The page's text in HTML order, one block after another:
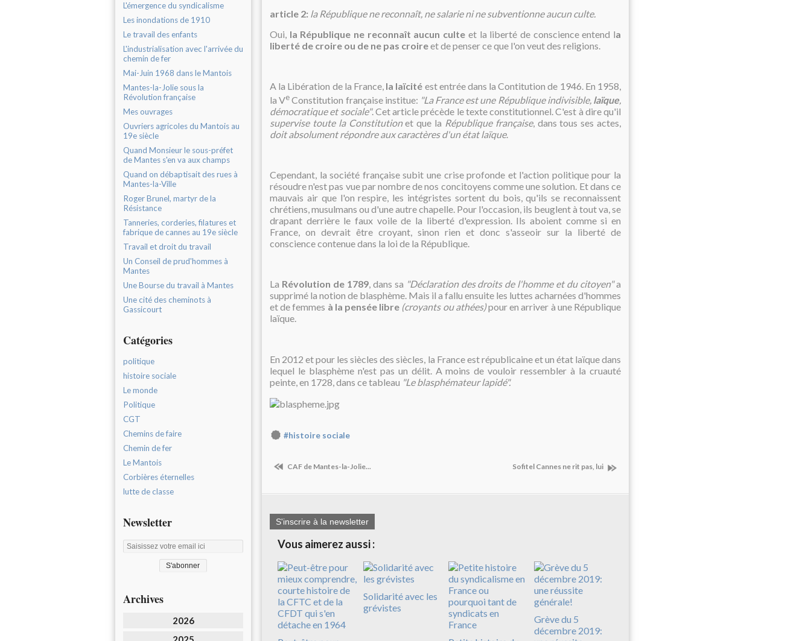
L'émergence du syndicalisme
Les inondations de 1910
Le travail des enfants
L'industrialisation avec l'arrivée du
chemin de fer
Mai-Juin 1968 dans le Mantois
Mantes-la-Jolie sous la
Révolution française
Mes ouvrages
Ouvriers agricoles du Mantois au
19e siècle
Quand Monsieur le sous-préfet
de Mantes s'en va aux champs
Quand on débaptisait des rues à
Mantes-la-Ville
Roger Brunel, martyr de la
Résistance
Tanneries, corderies, filatures et
fabrique de cannes au 19e siècle
Travail et droit du travail
Un Conseil de prud'hommes à
Mantes
Une Bourse du travail à Mantes
Une cité des cheminots à
Gassicourt
Catégories
politique
histoire sociale
Le monde
Politique
CGT
Chemins de faire
Chemin de fer
Le Mantois
Corbières éternelles
lutte de classe
Newsletter
Archives
2026
article 2: la République ne reconnaît, ne salarie ni ne subventionne aucun culte.
Oui, la République ne reconnaît aucun culte et la liberté de conscience entend la
liberté de croire ou de ne pas croireet de penser ce que l'on veut des religions.
A la Libération de la France, la laïcité est entrée dans la Contitution de 1946. En 1958,
la VeConstitution française institue: "La France est une République indivisible, laïque,
démocratique et sociale". Cet article précède le texte constitutionnel. C'est à dire qu'il
supervise toute la Constitutionet que la République française, dans tous ses actes,
doit absolument répondre aux caractères d'un état laïque.
Cependant, la société française subit une crise profonde et l'action politique pour la
résoudre n'est pas vue par nombre de nos concitoyens comme une solution. Et dans ce
mauvais air que l'on respire, les intégristes sortent du bois, qu'ils se reconnaissent
chrétiens, musulmans ou d'une autre chapelle. Pour l'occasion, ils beuglent à tout va, se
drapant derrière le faux voile de la liberté d'expression. Ils aboient comme si en
France, on devrait être croyant, sinon rien et donc s'asseoir sur la liberté de
conscience contenue dans la loi de la République.
La Révolution de 1789, dans sa "Déclaration des droits de l'homme et du citoyen"a
supprimé la notion de blasphème. Mais il a fallu ensuite les luttes acharnées d'hommes
et de femmes à la pensée libre (croyants ou athées)pour en arriver à une République
laïque.
En 2012 et pour les siècles des siècles, la France est républicaine et un état laïque dans
lequel le blasphème n'est pas un délit. A moins de vouloir ressembler à la cruauté
peinte, en 1728, dans ce tableau "Le blasphémateur lapidé".
#histoire sociale
CAF de Mantes-la-Jolie... Sofitel Cannes ne rit pas, lui
S'inscrire à la newsletter
Vous aimerez aussi :
Solidarité avec les
grévistes
Grève du 5
décembre 2019: